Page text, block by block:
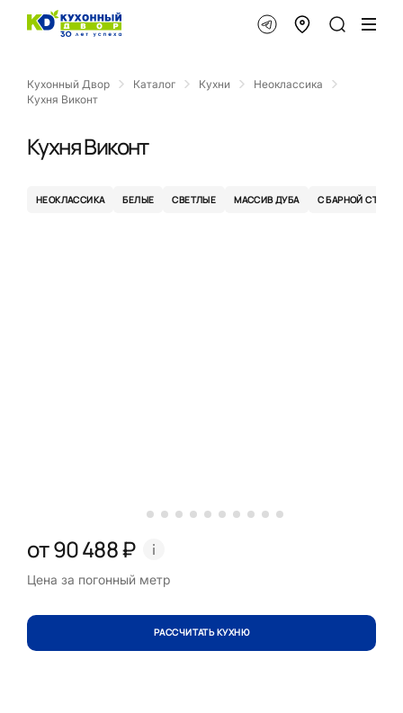
Кухонный Двор Каталог Кухни
Неоклассика
Кухня Виконт
Кухня Виконт
НЕОКЛАССИКА БЕЛЫЕ СВЕТЛЫЕ МАССИВ ДУБА С БАРНОЙ
от 90 488 ₽
Цена за погонный метр
РАССЧИТАТЬ КУХНЮ